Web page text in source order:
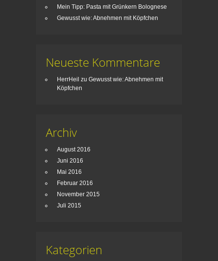
Mein Tipp: Pasta mit Grünkern Bolognese
Gewusst wie: Abnehmen mit Köpfchen
Neueste Kommentare
HerrHeil zu Gewusst wie: Abnehmen mit
Köpfchen
Archiv
August 2016
Juni 2016
Mai 2016
Februar 2016
November 2015
Juli 2015
Kategorien